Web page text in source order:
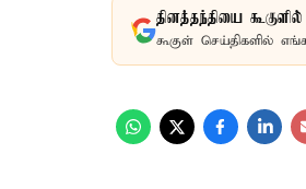
தினத்தந்தியை
கூகுள் செய்திகளில்